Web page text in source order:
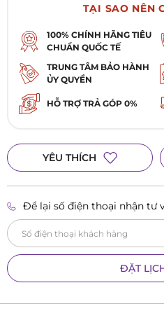
TẠI SAO NÊN
100% CHÍNH HÃNG TIÊU
CHUẨN QUỐC TẾ
TRUNG TÂM BẢO HÀNH
ỦY QUYỀN
HỖ TRỢ TRẢ GÓP 0%
YÊU THÍCH
Để lại số điện thoại nhận tư
ĐẶT